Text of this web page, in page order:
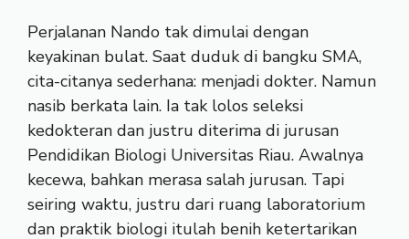
Perjalanan Nando tak dimulai dengan
keyakinan bulat. Saat duduk di bangku SMA,
cita-citanya sederhana: menjadi dokter. Namun
nasib berkata lain. Ia tak lolos seleksi
kedokteran dan justru diterima di jurusan
Pendidikan Biologi Universitas Riau. Awalnya
kecewa, bahkan merasa salah jurusan. Tapi
seiring waktu, justru dari ruang laboratorium
dan praktik biologi itulah benih ketertarikan